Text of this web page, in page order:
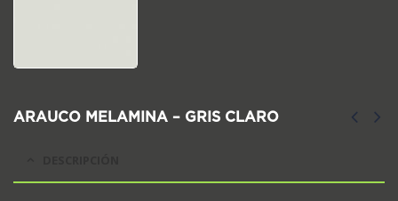
ARAUCO MELAMINA – GRIS CLARO